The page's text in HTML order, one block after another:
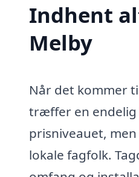
Indhent
Melby
Når det kommer
træffer en endelig
prisniveauet,
lokale fagfolk.